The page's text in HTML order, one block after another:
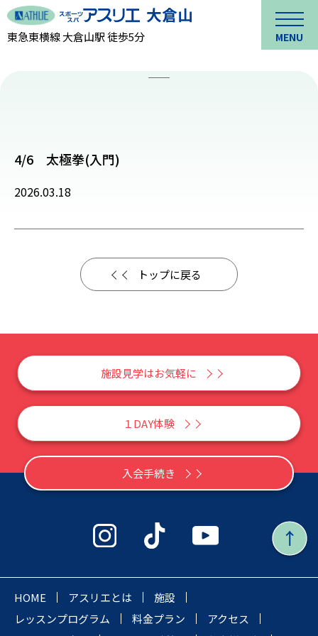
東急東横線 大倉山駅 徒歩5分 MENU
4/6 太極拳(入門)
2026.03.18
トップに戻る
施設見学はお気軽に
１DAY体験
入会手続き
HOME アスリエとは
施設
レッスンプログラム
料金プラン
アクセス